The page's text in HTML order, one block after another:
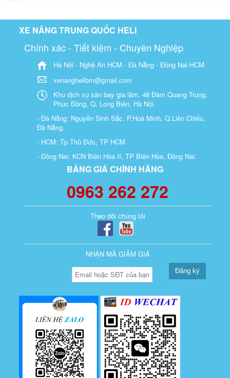
XE NÂNG TRUNG QUỐC HELI
Chính xác - Tiết kiệm - Chuyên Nghiệp
Hà Nội - Nghệ An HCM - Đà Nẵng - Đồng Nai-HCM
xenanghelibm@gmail.com
Khu dịch vụ sân bay gia lâm, 48 Đàm Quang Trung,
Phúc Đồng, Q. Long Biên, Hà Nội.
- Đà Nẵng: Nguyễn Sinh Sắc, P.Hoà Minh, Q.Liên Chiểu,
Đà Nẵng.
- HCM: Tp Thủ Đức, TP HCM
- Đồng Nai: KCN Biên Hòa II, TP Biên Hòa, Đồng Nai.
BẢNG GIÁ CHÍNH HÃNG
0963 262 272
Theo dõi chúng tôi
NHẬN MÃ GIẢM GIÁ
Đăng ký